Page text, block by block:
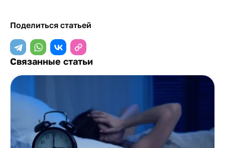
Поделиться статьей
Связанные статьи